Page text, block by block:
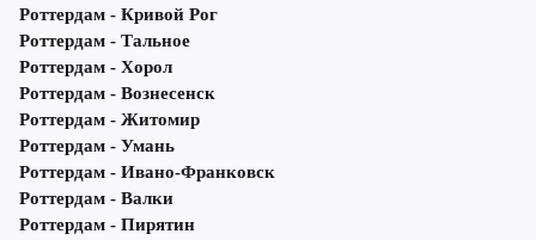
Роттердам - Кривой Рог
Роттердам - Тальное
Роттердам - Хорол
Роттердам - Вознесенск
Роттердам - Житомир
Роттердам - Умань
Роттердам - Ивано-Франковск
Роттердам - Валки
Роттердам - Пирятин